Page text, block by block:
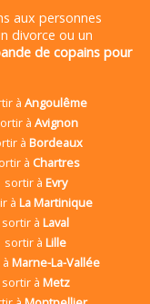
aux personnes
divorce ou un
de copains pour
àAngoulême
à Avignon
àBordeaux
à Chartres
sortir à Evry
àLa Martinique
sortir àLaval
sortir àLille
àMarne-La-Vallée
sortir à Metz